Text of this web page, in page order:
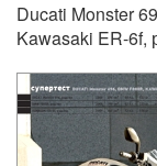
Ducati Monster
Kawasaki ER-6f,